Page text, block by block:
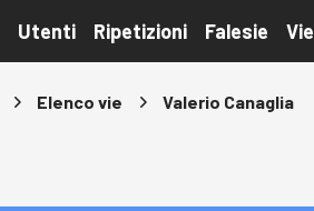
Utenti Ripetizioni Falesie Vie
Elenco vie Valerio Canaglia